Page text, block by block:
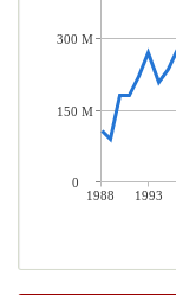
1988 1993
300 M
150 M
0